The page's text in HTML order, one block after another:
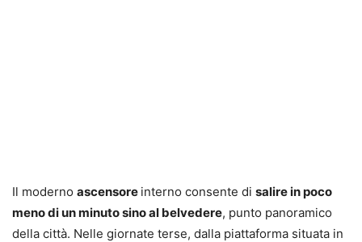
Il moderno ascensore interno consente di salire in poco
meno di un minuto sino al belvedere, punto panoramico
della città. Nelle giornate terse, dalla piattaforma situata in